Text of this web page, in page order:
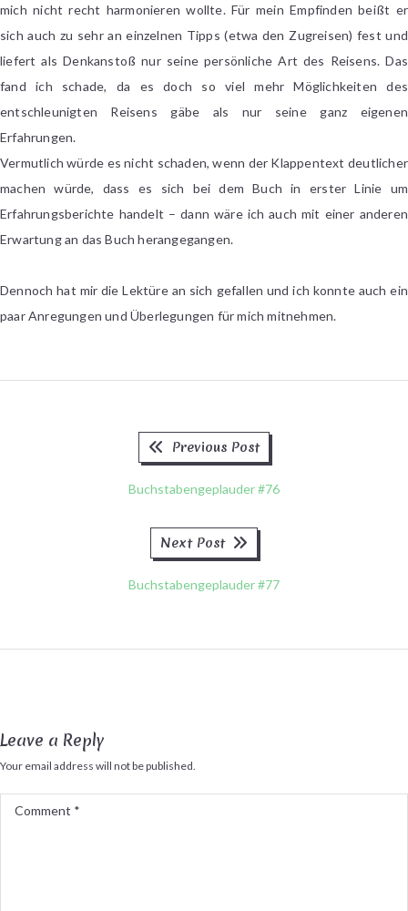
mich nicht recht harmonieren wollte. Für mein Empfinden beißt er
sich auch zu sehr an einzelnen Tipps (etwa den Zugreisen) fest und
liefert als Denkanstoß nur seine persönliche Art des Reisens. Das
fand ich schade, da es doch so viel mehr Möglichkeiten des
entschleunigten Reisens gäbe als nur seine ganz eigenen
Erfahrungen.
Vermutlich würde es nicht schaden, wenn der Klappentext deutlicher
machen würde, dass es sich bei dem Buch in erster Linie um
Erfahrungsberichte handelt – dann wäre ich auch mit einer anderen
Erwartung an das Buch herangegangen.
Dennoch hat mir die Lektüre an sich gefallen und ich konnte auch ein
paar Anregungen und Überlegungen für mich mitnehmen.
BeitragsnavigationPrevious Post
Buchstabengeplauder #76
Next Post
Buchstabengeplauder #77
Leave a Reply
Your email address will not be published.
Comment